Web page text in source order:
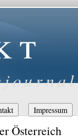
Impressum
Österreich